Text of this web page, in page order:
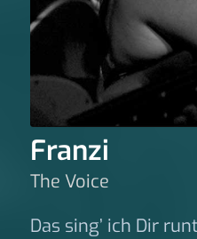
Franzi
The Voice
Das sing’ ich Dir